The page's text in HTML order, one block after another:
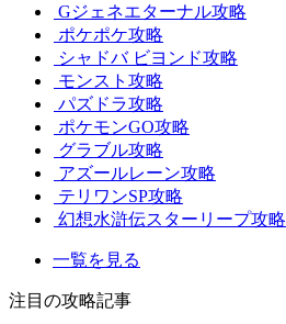
Gジェネエターナル攻略
ポケポケ攻略
シャドバ ビヨンド攻略
モンスト攻略
パズドラ攻略
ポケモンGO攻略
グラブル攻略
アズールレーン攻略
テリワンSP攻略
幻想水滸伝スターリープ攻略
一覧を見る
注目の攻略記事